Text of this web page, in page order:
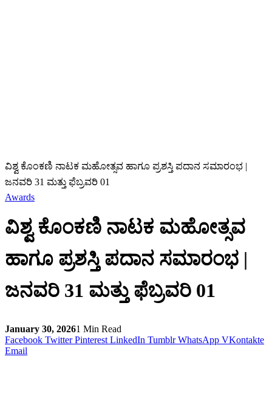
ವಿಶ್ವ ಕೊಂಕಣಿ ನಾಟಕ ಮಹೋತ್ಸವ ಹಾಗೂ ಪ್ರಶಸ್ತಿ ಪದಾನ ಸಮಾರಂಭ |
ಜನವರಿ 31 ಮತ್ತು ಫೆಬ್ರವರಿ 01
Awards
ವಿಶ್ವ ಕೊಂಕಣಿ ನಾಟಕ ಮಹೋತ್ಸವ
ಹಾಗೂ ಪ್ರಶಸ್ತಿ ಪದಾನ ಸಮಾರಂಭ |
ಜನವರಿ 31 ಮತ್ತು ಫೆಬ್ರವರಿ 01
January 30, 20261 Min Read
Facebook Twitter Pinterest LinkedIn Tumblr WhatsApp VKontakte
Email